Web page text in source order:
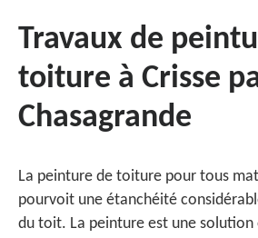
Travaux de
toiture à Crisse
Chasagrande
La peinture de toiture pour tous
pourvoit une étanchéité
du toit. La peinture est une